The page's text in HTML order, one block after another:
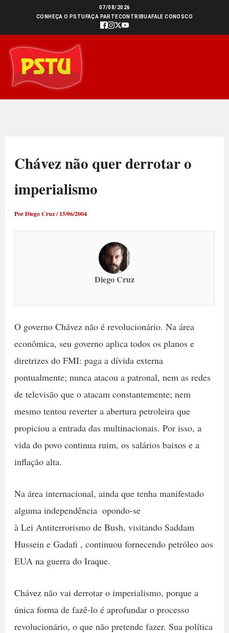
conteúdo
07/08/2026
CONHEÇA O PSTU FAÇA PARTECONTRIBUAFALE CONOSCO
Chávez não quer derrotar o
imperialismo
PorDiego Cruz/15/06/2004
Diego Cruz
O governo Chávez não é revolucionário. Na área
econômica, seu governo aplica todos os planos e
diretrizes do FMI: paga a dívida externa
pontualmente; nunca atacou a patronal, nem as redes
de televisão que o atacam constantemente; nem
mesmo tentou reverter a abertura petroleira que
propiciou a entrada das multinacionais. Por isso, a
vida do povo continua ruim, os salários baixos e a
inflação alta.
Na área internacional, ainda que tenha manifestado
alguma independência  opondo-se
à Lei Antiterrorismo de Bush, visitando Saddam
Hussein e Gadafi , continuou fornecendo petróleo aos
EUA na guerra do Iraque.
Chávez não vai derrotar o imperialismo, porque a
única forma de fazê-lo é aprofundar o processo
revolucionário, o que não pretende fazer. Sua política